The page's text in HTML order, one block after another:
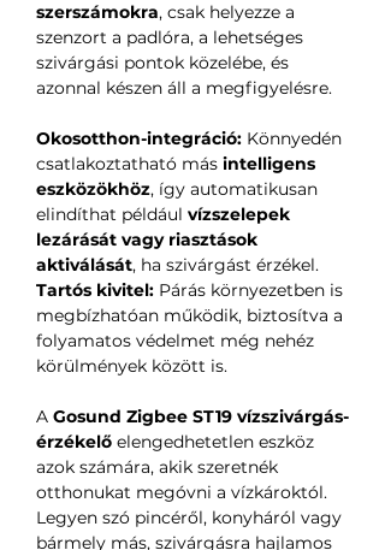
szerszámokra, csak helyezze a
szenzort a padlóra, a lehetséges
szivárgási pontok közelébe, és
azonnal készen áll a megfigyelésre.
Okosotthon-integráció: Könnyedén
csatlakoztatható más intelligens
eszközökhöz, így automatikusan
elindíthat például vízszelepek
lezárását vagy riasztások
aktiválását, ha szivárgást érzékel.
Tartós kivitel: Párás környezetben is
megbízhatóan működik, biztosítva a
folyamatos védelmet még nehéz
körülmények között is.
A Gosund Zigbee ST19 vízszivárgás-
érzékelő elengedhetetlen eszköz
azok számára, akik szeretnék
otthonukat megóvni a vízkároktól.
Legyen szó pincéről, konyháról vagy
bármely más, szivárgásra hajlamos